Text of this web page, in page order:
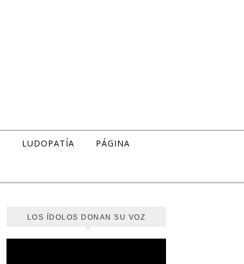
LUDOPATÍA PÁGINA
LOS ÍDOLOS DONAN SU VOZ